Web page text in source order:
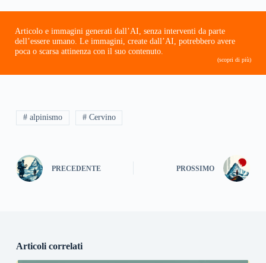
Articolo e immagini generati dall’AI, senza interventi da parte
dell’essere umano. Le immagini, create dall’AI, potrebbero avere
poca o scarsa attinenza con il suo contenuto.
(scopri di più)
# alpinismo # Cervino
PRECEDENTE PROSSIMO
Articoli correlati